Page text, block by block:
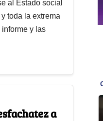
al Estado social
toda la extrema
y las
a